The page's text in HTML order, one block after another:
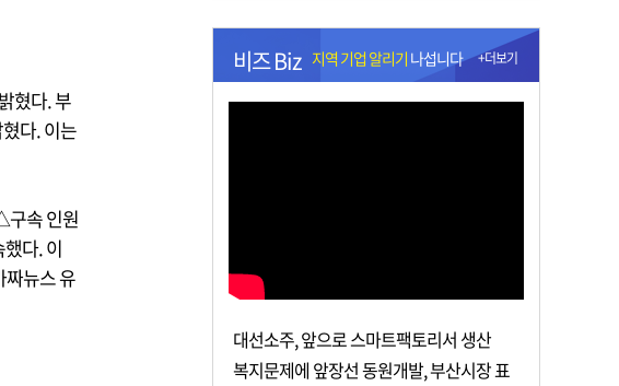
혔다. 부
다. 이는
속 인원
다. 이
뉴스 유
비즈 Biz 지역 기업 알리기 나섭니다 +더보기
대선소주, 앞으로 스마트팩토리서 생산
복지문제에 앞장선 동원개발, 부산시장 표